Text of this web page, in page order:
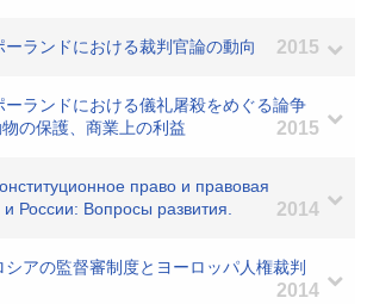
ランドにおける裁判官論の動向 2015
ーランドにおける儀礼屠殺をめぐる論争
の保護、商業上の利益
2015
право и правовая
России: Вопросы развития.
2014
アの監督審制度とヨーロッパ人権裁判
2014